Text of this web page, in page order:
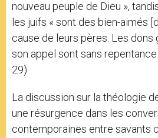
nouveau peuple de Dieu »,
les juifs « sont des bien-aimés
cause de leurs pères. Les dons
son appel sont sans repentance
29).
La discussion sur la théologie
une résurgence dans les
contemporaines entre savants